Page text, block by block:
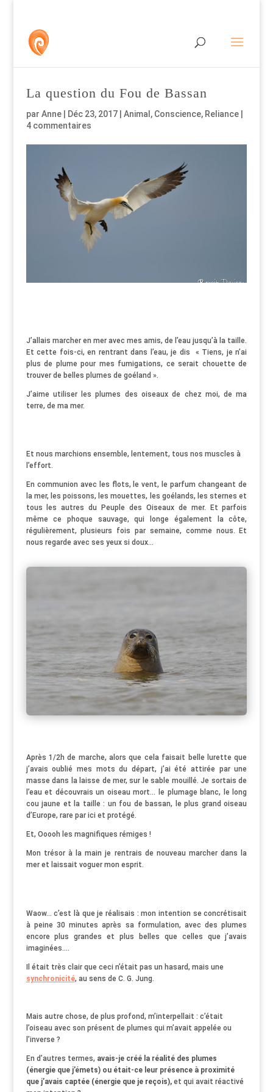
La question du Fou de Bassan
par Anne| Déc 23, 2017| Animal , Conscience, Reliance|
4 commentaires
J’allais marcher en mer avec mes amis, de l’eau jusqu’à la taille.
Et cette fois-ci, en rentrant dans l’eau, je dis « Tiens, je n’ai
plus de plume pour mes fumigations, ce serait chouette de
trouver de belles plumes de goéland ».
J’aime utiliser les plumes des oiseaux de chez moi, de ma
terre, de ma mer.
Et nous marchions ensemble, lentement, tous nos muscles à
l’effort.
En communion avec les flots, le vent, le parfum changeant de
la mer, les poissons, les mouettes, les goélands, les sternes et
tous les autres du Peuple des Oiseaux de mer. Et parfois
même ce phoque sauvage, qui longe également la côte,
régulièrement, plusieurs fois par semaine, comme nous. Et
nous regarde avec ses yeux si doux…
Après 1/2h de marche, alors que cela faisait belle lurette que
j’avais oublié mes mots du départ, j’ai été attirée par une
masse dans la laisse de mer, sur le sable mouillé. Je sortais de
l’eau et découvrais un oiseau mort… le plumage blanc, le long
cou jaune et la taille : un fou de bassan, le plus grand oiseau
d’Europe, rare par ici et protégé.
Et, Ooooh les magnifiques rémiges !
Mon trésor à la main je rentrais de nouveau marcher dans la
mer et laissait voguer mon esprit.
Waow… c’est là que je réalisais : mon intention se concrétisait
à peine 30 minutes après sa formulation, avec des plumes
encore plus grandes et plus belles que celles que j’avais
imaginées….
Il était très clair que ceci n’était pas un hasard, mais une
synchronicité, au sens de C. G. Jung.
Mais autre chose, de plus profond, m’interpellait : c’était
l’oiseau avec son présent de plumes qui m’avait appelée ou
l’inverse ?
En d’autres termes, avais-je créé la réalité des plumes
(énergie que j’émets) ou était-ce leur présence à proximité
que j’avais captée (énergie que je reçois),et qui avait réactivé